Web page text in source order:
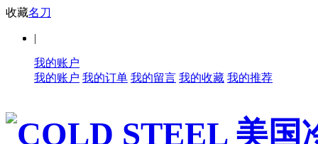
收藏名刀
|
我的账户
我的账户 我的订单 我的留言 我的收藏 我的推荐